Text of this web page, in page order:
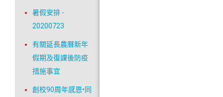
暑假安排 -
20200723
有關延長農曆新年
假期及復課後防疫
措施事宜
創校90周年感恩•同